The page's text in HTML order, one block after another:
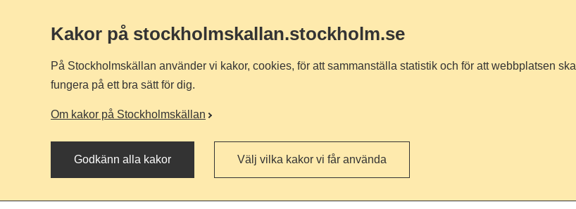
Kakor på stockholmskallan.stockholm.se
På Stockholmskällan använder vi kakor, cookies, för att sammanställa statistik och för att webbplatsen ska
fungera på ett bra sätt för dig.
Om kakor på Stockholmskällan
Godkänn alla kakor Välj vilka kakor vi får använda